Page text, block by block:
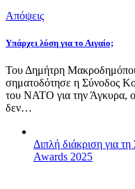
Απόψεις
Υπάρχει λύση για το Αιγαίο;
Του Δημήτρη
σηματοδότησε η Σύνοδος
του ΝΑΤΟ για την Άγκυρα,
δεν…
Διπλή διάκριση για
Awards 2025